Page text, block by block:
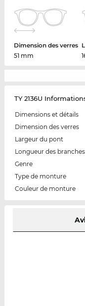
Dimension des verres
51 mm
TY 2136U
Dimensions et détails
Dimension des verres
Largeur du pont
Longueur des branches
Genre
Type de monture
Couleur de monture